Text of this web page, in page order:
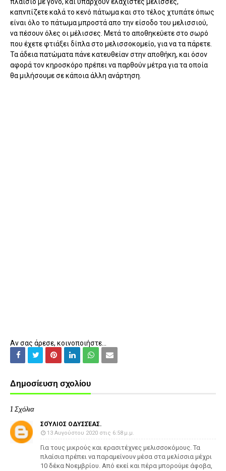
καπνπίζετε καλά το κενό πάτωμα και στο τέλος χτυπάτε όπως
είναι όλο το πάτωμα μπροστά απο την είσοδο του μελισσιού,
να πέσουν όλες οι μέλισσες. Μετά το αποθηκεύετε στο σωρό
που έχετε φτιάξει δίπλα στο μελισσοκομείο, για να τα πάρετε.
Τα άδεια πατώματα πάνε κατευθείαν στην αποθήκη, και όσον
αφορά τον κηροσκόρο πρέπει να παρθούν μέτρα για τα οποία
θα μιλήσουμε σε κάποια άλλη ανάρτηση.
Αν σας άρεσε, κοινοποιήστε...
Δημοσίευση σχολίου
1 Σχόλια
ΣΟΎΛΙΟΣ ΟΔΥΣΣΈΑΣ.
13 Αυγούστου 2020 στις 6:58 μ.μ.
Για τους μικρούς και ερασιτέχνες μελισσοκόμους. Τα
πλαίσια πρέπει να παραμείνουν μέσα στα μελίσσια μέχρι
10 δέκα Νοεμβρίου. Από εκεί και πέρα μπορούμε άφοβα,